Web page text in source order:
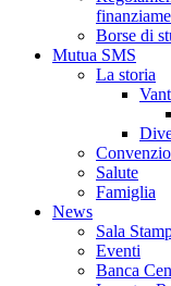
Borse di
Mutua SMS
La storia
Salute
Famiglia
News
Sala
Eventi
Banca